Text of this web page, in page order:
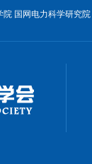
院 国网电力科学研究院